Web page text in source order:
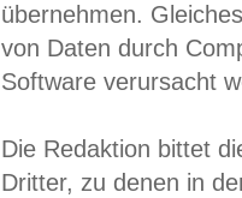
übernehmen.
von Daten durch
Software verursacht
Die Redaktion bittet
Dritter, zu denen in